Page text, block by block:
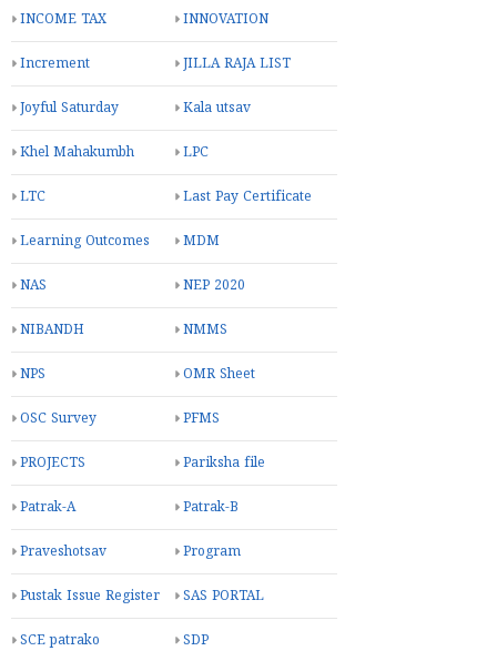
INCOME TAX INNOVATION
Increment JILLA RAJA LIST
Joyful Saturday Kala utsav
Khel Mahakumbh LPC
LTC Last Pay Certificate
Learning Outcomes MDM
NAS NEP 2020
NIBANDH NMMS
NPS OMR Sheet
OSC Survey PFMS
PROJECTS Pariksha file
Patrak-A Patrak-B
Praveshotsav Program
Pustak Issue Register SAS PORTAL
SCE patrako SDP